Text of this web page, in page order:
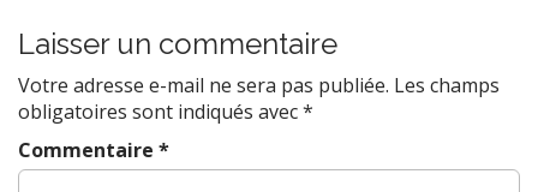
t
n
a
v
i
Laisser un commentaire
Votre adresse e-mail ne sera pas publiée. Les champs
obligatoires sont indiqués avec*
Commentaire *